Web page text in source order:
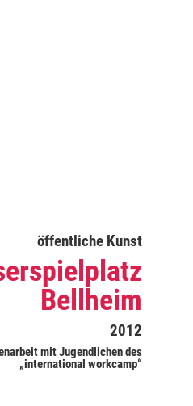
öffentliche Kunst
Bellheim
2012
mit Jugendlichen des
„international workcamp“